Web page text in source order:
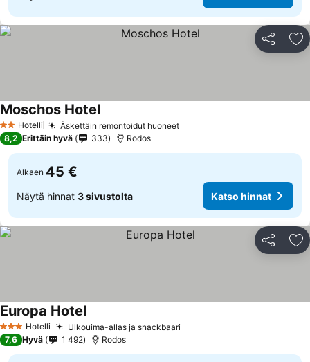
Jaa
2 Tähtiluokitus
Hotelli Äskettäin remontoidut huoneet
Moschos Hotel
8,2 Erittäin hyvä 333 Rodos
Alkaen 45 €
Näytä hinnat 3 sivustolta Katso hinnat
Jaa
3 Tähtiluokitus
Hotelli Ulkouima-allas ja snackbaari
Europa Hotel
7,6 Hyvä 1 492 Rodos